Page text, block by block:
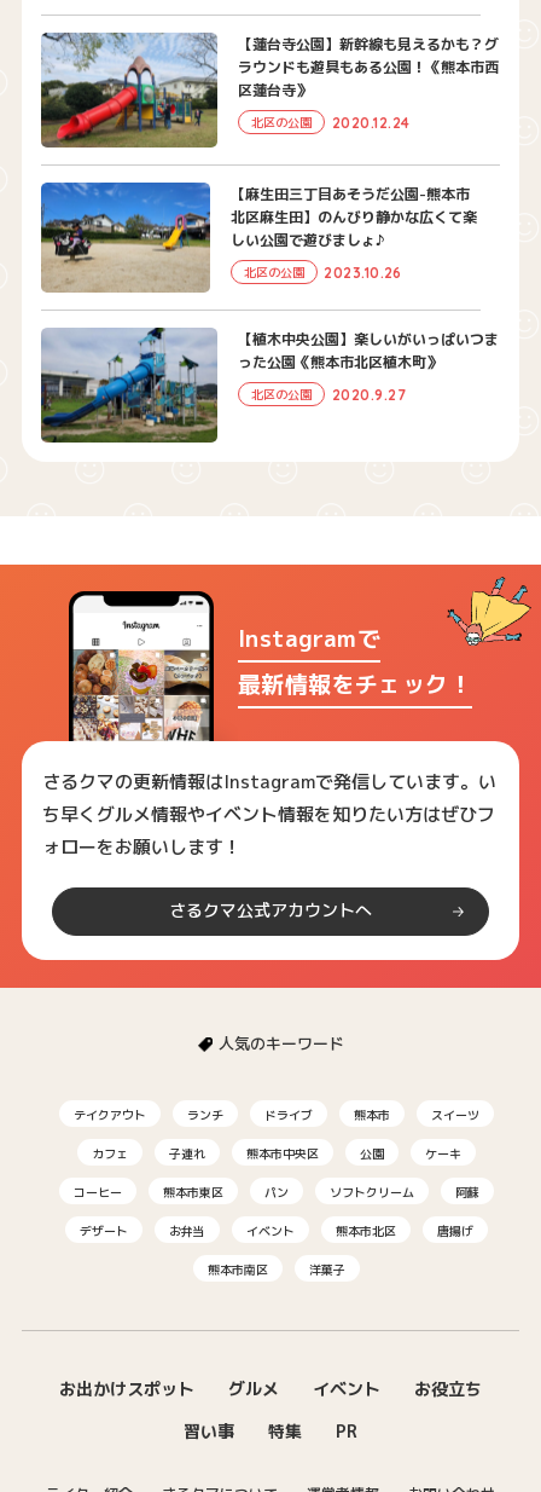
【蓮台寺公園】新幹線も見えるかも？グ
ラウンドも遊具もある公園！《熊本市西
区蓮台寺》
北区の公園 2020.12.24
【麻生田三丁目あそうだ公園-熊本市
北区麻生田】のんびり静かな広くて楽
しい公園で遊びましょ♪
北区の公園 2023.10.26
【植木中央公園】楽しいがいっぱいつま
った公園《熊本市北区植木町》
北区の公園 2020.9.27
Instagramで
最新情報をチェック！
さるクマの更新情報はInstagramで発信しています。い
ち早くグルメ情報やイベント情報を知りたい方はぜひフ
ォローをお願いします！
さるクマ公式アカウントへ
人気のキーワード
テイクアウト ランチ ドライブ 熊本市 スイーツ
カフェ 子連れ 熊本市中央区 公園 ケーキ
コーヒー 熊本市東区 パン ソフトクリーム 阿蘇
デザート お弁当 イベント 熊本市北区 唐揚げ
熊本市南区 洋菓子
お出かけスポット グルメ イベント
お役立ち
習い事
特集 PR